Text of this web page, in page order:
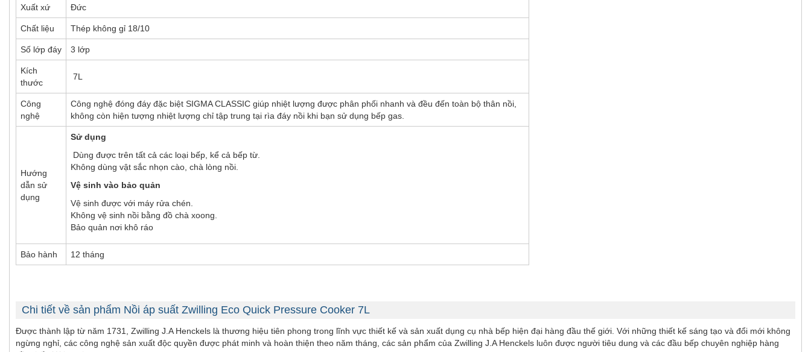
Xuất xứ Đức
Chất liệu Thép không gỉ 18/10
Số lớp đáy 3 lớp
Kích
thước
7L
Công
nghệ
Công nghệ đóng đáy đặc biệt SIGMA CLASSIC giúp nhiệt lượng được phân phối nhanh và đều đến toàn bộ thân nồi,
không còn hiện tượng nhiệt lượng chỉ tập trung tại rìa đáy nồi khi bạn sử dụng bếp gas.
Hướng
dẫn sử
dụng
Sử dụng
Dùng được trên tất cả các loại bếp, kể cả bếp từ.
Không dùng vật sắc nhọn cào, chà lòng nồi.
Vệ sinh vào bảo quản
Vệ sinh được với máy rửa chén.
Không vệ sinh nồi bằng đồ chà xoong.
Bảo quản nơi khô ráo
Bảo hành 12 tháng
Chi tiết về sản phẩm Nồi áp suất Zwilling Eco Quick Pressure Cooker 7L
Được thành lập từ năm 1731, Zwilling J.A Henckels là thương hiệu tiên phong trong lĩnh vực thiết kế và sản xuất dụng cụ nhà bếp hiện đại hàng đầu thế giới. Với những thiết kế sáng tạo và đổi mới không
ngừng nghỉ, các công nghệ sản xuất độc quyền được phát minh và hoàn thiện theo năm tháng, các sản phẩm của Zwilling J.A Henckels luôn được người tiêu dung và các đầu bếp chuyên nghiệp hàng